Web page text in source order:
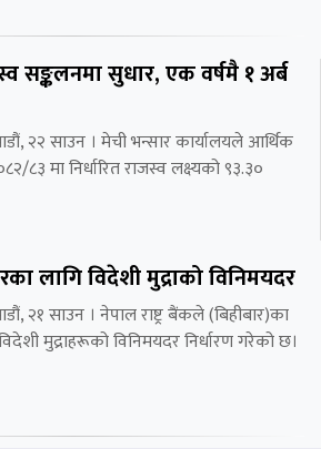
सङ्कलनमा सुधार, एक वर्षमै १ अर्ब
२२ साउन । मेची भन्सार कार्यालयले आर्थिक
८३ मा निर्धारित राजस्व लक्ष्यको ९३.३०
लागि विदेशी मुद्राको विनिमयदर
२१ साउन । नेपाल राष्ट्र बैंकले (बिहीबार)का
मुद्राहरूको विनिमयदर निर्धारण गरेको छ।